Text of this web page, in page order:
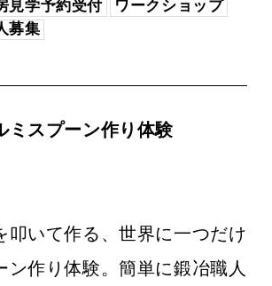
見学予約受付
ワークショップ
募集
ミスプーン作り体験
叩いて作る、世界に一つだけ
ン作り体験。簡単に鍛冶職人